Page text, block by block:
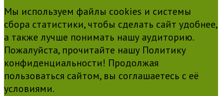
Мы используем файлы cookies и системы
сбора статистики, чтобы сделать сайт удобнее,
а также лучше понимать нашу аудиторию.
Пожалуйста, прочитайте нашу Политику
конфиденциальности! Продолжая
пользоваться сайтом, вы соглашаетесь с её
условиями.